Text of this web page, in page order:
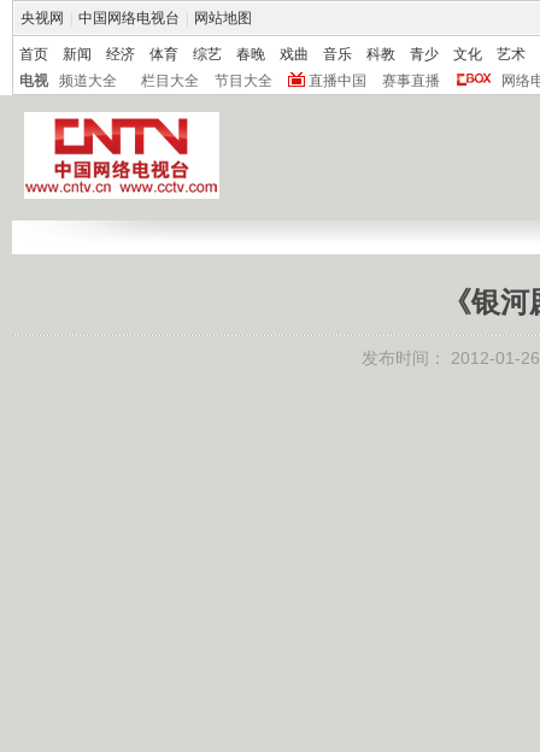
央视网 中国网络电视台 网站地图
首页 新闻 经济 体育 综艺 春晚 戏曲 音乐 科教 青少 文化
艺术
电视
频道大全 栏目大全 节目大全 直播中国 赛事直播 网络
《银
发布时间： 2012-01-